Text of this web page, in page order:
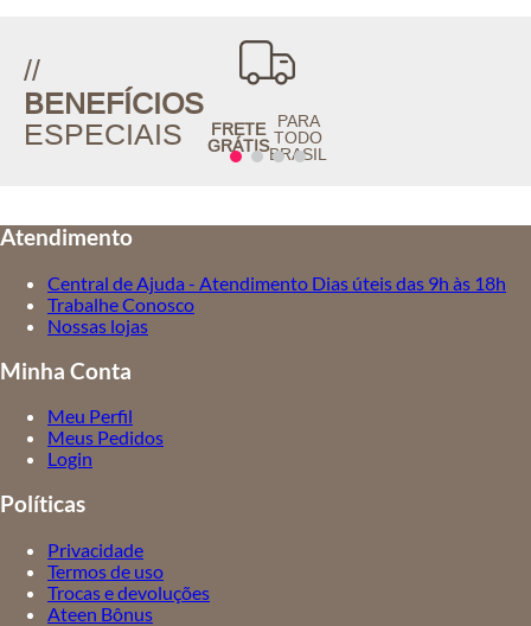
//
BENEFÍCIOS
ESPECIAIS
FRETE
GRÁTIS
PARA
TODO
BRASIL
Atendimento
Central de Ajuda - Atendimento Dias úteis das 9h às 18h
Trabalhe Conosco
Nossas lojas
Minha Conta
Meu Perfil
Meus Pedidos
Login
Políticas
Privacidade
Termos de uso
Trocas e devoluções
Ateen Bônus